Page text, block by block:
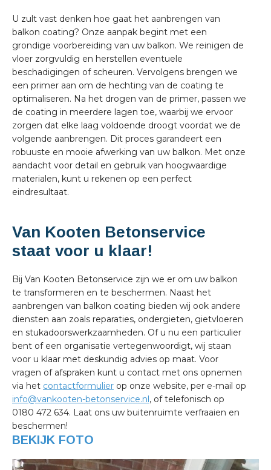
U zult vast denken hoe gaat het aanbrengen van
balkon coating? Onze aanpak begint met een
grondige voorbereiding van uw balkon. We reinigen de
vloer zorgvuldig en herstellen eventuele
beschadigingen of scheuren. Vervolgens brengen we
een primer aan om de hechting van de coating te
optimaliseren. Na het drogen van de primer, passen we
de coating in meerdere lagen toe, waarbij we ervoor
zorgen dat elke laag voldoende droogt voordat we de
volgende aanbrengen. Dit proces garandeert een
robuuste en mooie afwerking van uw balkon. Met onze
aandacht voor detail en gebruik van hoogwaardige
materialen, kunt u rekenen op een perfect
eindresultaat.
Van Kooten Betonservice
staat voor u klaar!
Bij Van Kooten Betonservice zijn we er om uw balkon
te transformeren en te beschermen. Naast het
aanbrengen van balkon coating bieden wij ook andere
diensten aan zoals reparaties, ondergieten, gietvloeren
en stukadoorswerkzaamheden. Of u nu een particulier
bent of een organisatie vertegenwoordigt, wij staan
voor u klaar met deskundig advies op maat. Voor
vragen of afspraken kunt u contact met ons opnemen
via het contactformulier op onze website, per e-mail op
info@vankooten-betonservice.nl, of telefonisch op
0180 472 634. Laat ons uw buitenruimte verfraaien en
beschermen!
BEKIJK FOTO